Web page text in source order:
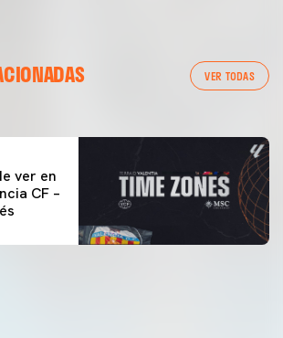
VER TODAS
DEL VALENCIA CF 04/03/26
ver en
CF –